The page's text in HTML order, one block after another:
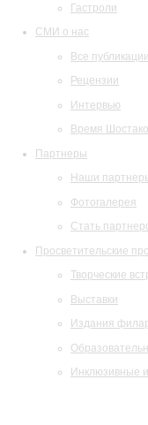
Гастроли
СМИ о нас
Все публикации
Рецензии
Интервью
Время
Партнеры
Наши
Фотогалерея
Стать
Просветительские
Творческие
Выставки
Издания
Инклюзивные